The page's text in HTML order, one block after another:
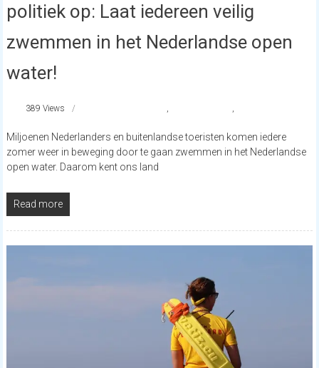
politiek op: Laat iedereen veilig
zwemmen in het Nederlandse open
water!
389 Views , ,
Miljoenen Nederlanders en buitenlandse toeristen komen iedere
zomer weer in beweging door te gaan zwemmen in het Nederlandse
open water. Daarom kent ons land
Read more